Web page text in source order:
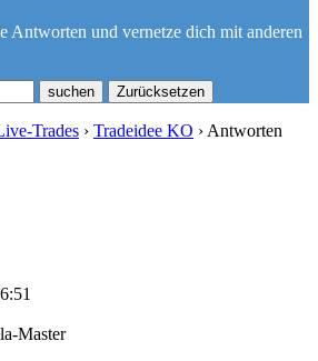
Antworten und vernetze dich mit anderen
Zurücksetzen
Trades › Tradeidee KO › Antworten
Master